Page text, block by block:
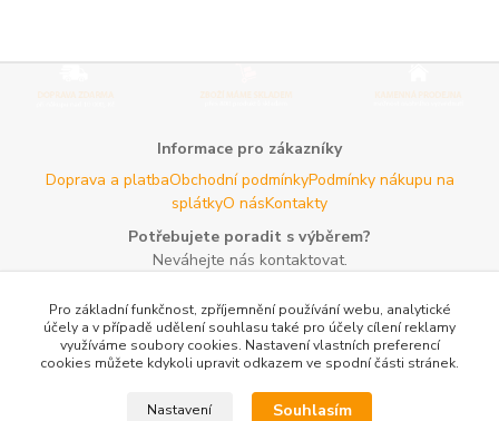
Informace pro zákazníky
Doprava a platbaObchodní podmínkyPodmínky nákupu na
splátkyO násKontakty
Potřebujete poradit s výběrem?
Neváhejte nás kontaktovat.
Email:info@agroczechia.cz- kdykoliv
Užitečné informace
lesníckeho náradia a potrieb
Formulář odstoupení o
Pro základní funkčnost, zpříjemnění používání webu, analytické
účely a v případě udělení souhlasu také pro účely cílení reklamy
využíváme soubory cookies. Nastavení vlastních preferencí
cookies můžete kdykoli upravit odkazem ve spodní části stránek.
Nastavení Souhlasím